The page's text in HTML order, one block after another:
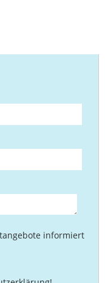
informiert